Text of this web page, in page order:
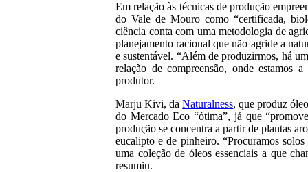
Em relação às técnicas de produção
do Vale de Mouro como “certificada,
ciência conta com uma metodologia de
planejamento racional que não agride a
e sustentável. “Além de produzirmos, há
relação de compreensão, onde estamos
produtor.
Marju Kivi, daNaturalness, que produz
do Mercado Eco “ótima”, já que
produção se concentra a partir de plantas
eucalipto e de pinheiro. “Procuramos
uma coleção de óleos essenciais a que
resumiu.